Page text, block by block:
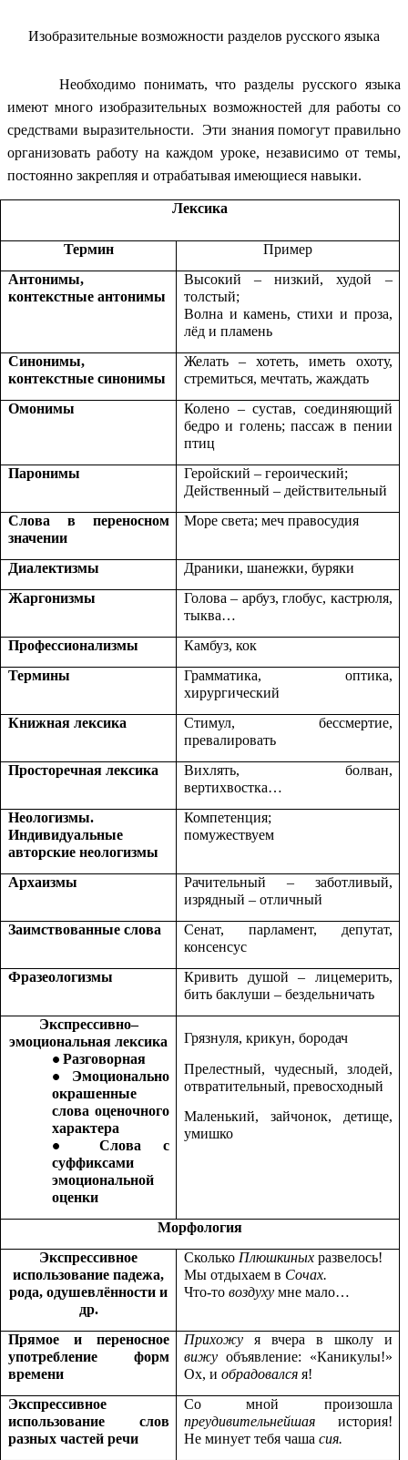
Изобразительные возможности разделов русского языка
Необходимо понимать, что разделы русского языка
имеют много изобразительных возможностей для работы со
средствами выразительности. Эти знания помогут правильно
организовать работу на каждом уроке, независимо от темы,
постоянно закрепляя и отрабатывая имеющиеся навыки.
Лексика
Термин
Пример
Антонимы,
контекстные антонимы
Высокий – низкий, худой –
толстый;
Волна и камень, стихи и проза,
лёд и пламень
Синонимы,
контекстные синонимы
Желать – хотеть, иметь охоту,
стремиться, мечтать, жаждать
Омонимы
Колено – сустав, соединяющий
бедро и голень; пассаж в пении
птиц
Паронимы
Геройский – героический;
Действенный – действительный
Слова в переносном
значении
Море света; меч правосудия
Диалектизмы
Драники, шанежки, буряки
Жаргонизмы
Голова – арбуз, глобус, кастрюля,
тыква…
Профессионализмы
Камбуз, кок
Термины
Грамматика, оптика,
хирургический
Книжная лексика
Стимул, бессмертие,
превалировать
Просторечная лексика
Вихлять, болван,
вертихвостка…
Неологизмы.
Индивидуальные
авторские неологизмы
Компетенция;
помужествуем
Архаизмы
Рачительный – заботливый,
изрядный – отличный
Заимствованные слова
Сенат, парламент, депутат,
консенсус
Фразеологизмы
Кривить душой – лицемерить,
бить баклуши – бездельничать
Экспрессивно–
эмоциональная лексика
Разговорная
Эмоционально
окрашенные
слова оценочного
характера
Слова с
суффиксами
эмоциональной
оценки
Грязнуля, крикун, бородач
Прелестный, чудесный, злодей,
отвратительный, превосходный
Маленький, зайчонок, детище,
умишко
Морфология
Экспрессивное
использование падежа,
рода, одушевлённости и
др.
Сколько Плюшкиных развелось!
Мы отдыхаем в Сочах.
Что-то воздуху мне мало…
Прямое и переносное
употребление форм
времени
Прихожу я вчера в школу и
вижу объявление: «Каникулы!»
Ох, и обрадовался я!
Экспрессивное
использование слов
разных частей речи
Со мной произошла
преудивительнейшая история!
Не минует тебя чаша сия.